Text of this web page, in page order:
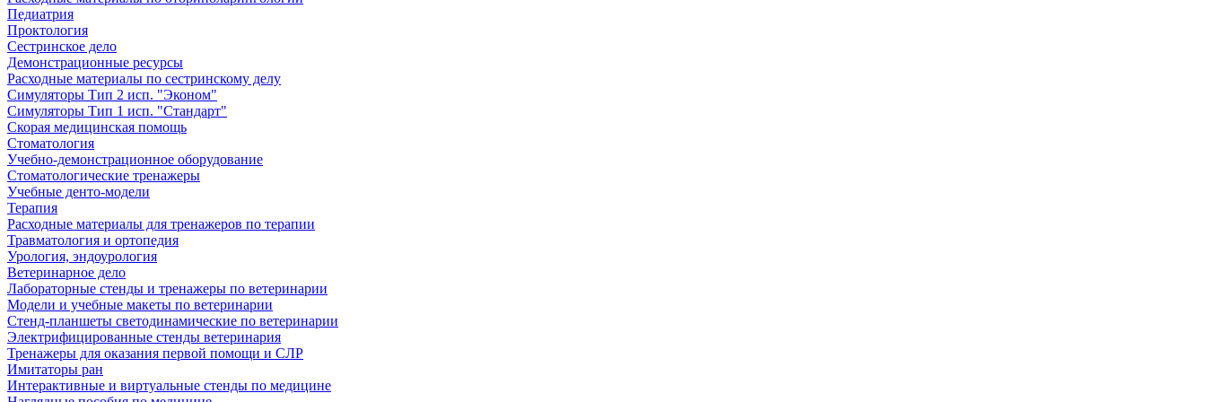
Педиатрия
Проктология
Сестринское дело
Демонстрационные ресурсы
Расходные материалы по сестринскому делу
Симуляторы Тип 2 исп. "Эконом"
Симуляторы Тип 1 исп. "Стандарт"
Скорая медицинская помощь
Стоматология
Учебно-демонстрационное оборудование
Стоматологические тренажеры
Учебные денто-модели
Терапия
Расходные материалы для тренажеров по терапии
Травматология и ортопедия
Урология, эндоурология
Ветеринарное дело
Лабораторные стенды и тренажеры по ветеринарии
Модели и учебные макеты по ветеринарии
Стенд-планшеты светодинамические по ветеринарии
Электрифицированные стенды ветеринария
Тренажеры для оказания первой помощи и СЛР
Имитаторы ран
Интерактивные и виртуальные стенды по медицине